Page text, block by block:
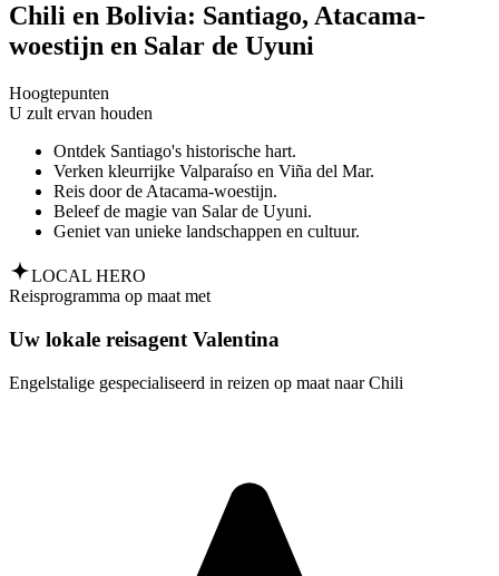
Chili en Bolivia: Santiago, Atacama-
woestijn en Salar de Uyuni
Hoogtepunten
U zult ervan houden
Ontdek Santiago's historische hart.
Verken kleurrijke Valparaíso en Viña del Mar.
Reis door de Atacama-woestijn.
Beleef de magie van Salar de Uyuni.
Geniet van unieke landschappen en cultuur.
LOCAL HERO
Reisprogramma op maat met
Uw lokale reisagent Valentina
Engelstalige gespecialiseerd in reizen op maat naar Chili